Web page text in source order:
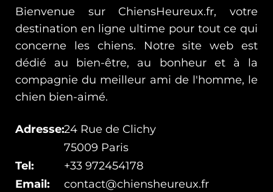
Bienvenue sur ChiensHeureux.fr, votre
destination en ligne ultime pour tout ce qui
concerne les chiens. Notre site web est
dédié au bien-être, au bonheur et à la
compagnie du meilleur ami de l'homme, le
chien bien-aimé.
Adresse:24 Rue de Clichy
75009 Paris
Tel:
+33 972454178
Email:
contact@chiensheureux.fr